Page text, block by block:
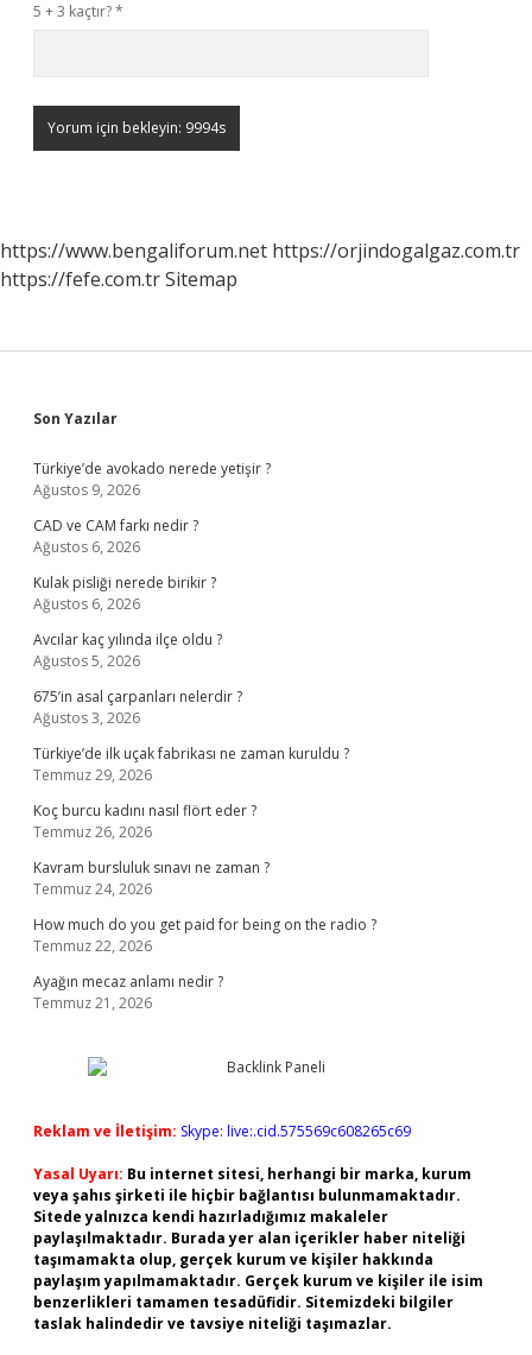
5 + 3 kaçtır?*
https://www.bengaliforum.net https://orjindogalgaz.com.tr
https://fefe.com.trSitemap
Sidebar
Son Yazılar
Türkiye’de avokado nerede yetişir ?
Ağustos 9, 2026
CAD ve CAM farkı nedir ?
Ağustos 6, 2026
Kulak pisliği nerede birikir ?
Ağustos 6, 2026
Avcılar kaç yılında ilçe oldu ?
Ağustos 5, 2026
675’in asal çarpanları nelerdir ?
Ağustos 3, 2026
Türkiye’de ilk uçak fabrikası ne zaman kuruldu ?
Temmuz 29, 2026
Koç burcu kadını nasıl flört eder ?
Temmuz 26, 2026
Kavram bursluluk sınavı ne zaman ?
Temmuz 24, 2026
How much do you get paid for being on the radio ?
Temmuz 22, 2026
Ayağın mecaz anlamı nedir ?
Temmuz 21, 2026
Reklam ve İletişim: Skype: live:.cid.575569c608265c69
Yasal Uyarı: Bu internet sitesi, herhangi bir marka, kurum
veya şahıs şirketi ile hiçbir bağlantısı bulunmamaktadır.
Sitede yalnızca kendi hazırladığımız makaleler
paylaşılmaktadır. Burada yer alan içerikler haber niteliği
taşımamakta olup, gerçek kurum ve kişiler hakkında
paylaşım yapılmamaktadır. Gerçek kurum ve kişiler ile isim
benzerlikleri tamamen tesadüfidir. Sitemizdeki bilgiler
taslak halindedir ve tavsiye niteliği taşımazlar.